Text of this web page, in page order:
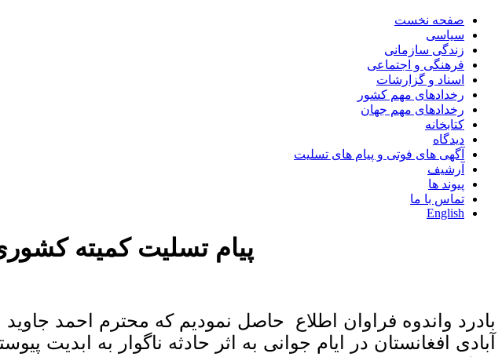
صفحه نخست
سیاسی
زندگی سازمانی
فرهنگی و اجتماعی
اسناد و گزارشات
رخدادهای مهم کشور
رخدادهای مهم جهان
کتابخانه
دیدگاه
آگهی های فوتی و پیام های تسلیت
آرشیف
پیوند ها
تماس با ما
English
پیام تسلیت کمیته
بادرد واندوه فراوان اطلاع حاصل نمودیم که محترم احمد
آبادی افغانستان در ایام جوانی به اثر حادثه ناگوار به ابدیت